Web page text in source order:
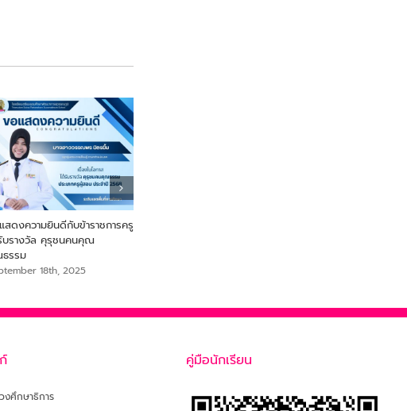
สดงความยินดีกับข้าราชการครู
บรางวัล คุรุชนคนคุณ
รรม
18th, 2025
งศึกษาธิการ
คู่มือนักเรียน